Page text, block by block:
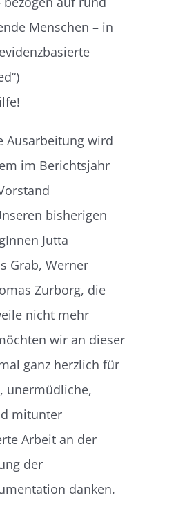
Menschen – in
“)
Ausarbeitung wird
im Berichtsjahr
bisherigen
Jutta
Grab, Werner
Zurborg, die
nicht mehr
wir an dieser
ganz herzlich für
unermüdliche,
mitunter
Arbeit an der
der
danken.